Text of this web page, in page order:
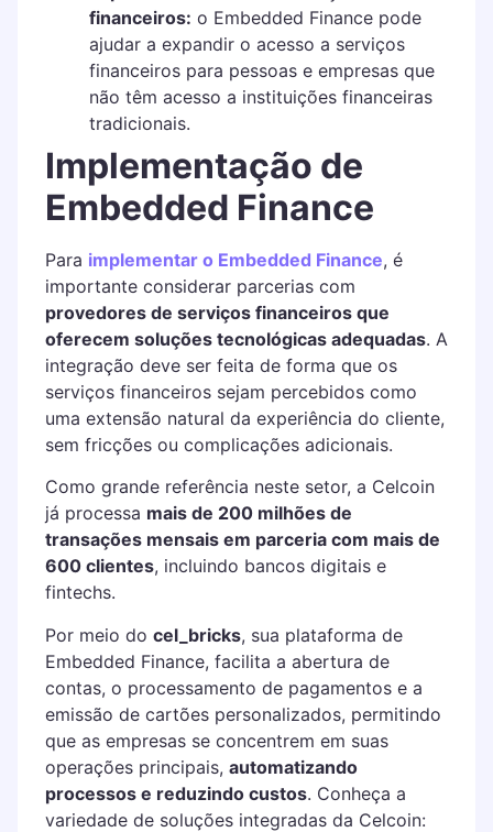
financeiros: o Embedded Finance pode
ajudar a expandir o acesso a serviços
financeiros para pessoas e empresas que
não têm acesso a instituições financeiras
tradicionais.
Implementação de
Embedded Finance
Para implementar o Embedded Finance, é
importante considerar parcerias com
provedores de serviços financeiros que
oferecem soluções tecnológicas adequadas. A
integração deve ser feita de forma que os
serviços financeiros sejam percebidos como
uma extensão natural da experiência do cliente,
sem fricções ou complicações adicionais.
Como grande referência neste setor, a Celcoin
já processa mais de 200 milhões de
transações mensais em parceria com mais de
600 clientes, incluindo bancos digitais e
fintechs.
Por meio do cel_bricks, sua plataforma de
Embedded Finance, facilita a abertura de
contas, o processamento de pagamentos e a
emissão de cartões personalizados, permitindo
que as empresas se concentrem em suas
operações principais, automatizando
processos e reduzindo custos. Conheça a
variedade de soluções integradas da Celcoin: